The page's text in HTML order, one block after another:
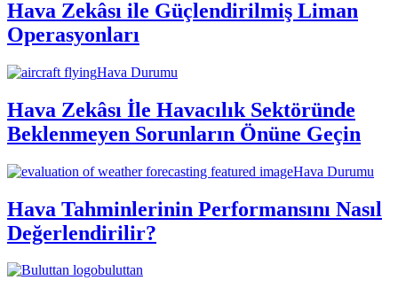
Hava Zekâsı ile Güçlendirilmiş Liman
Operasyonları
Hava Durumu
Hava Zekâsı İle Havacılık Sektöründe
Beklenmeyen Sorunların Önüne Geçin
Hava Durumu
Hava Tahminlerinin Performansını Nasıl
Değerlendirilir?
buluttan